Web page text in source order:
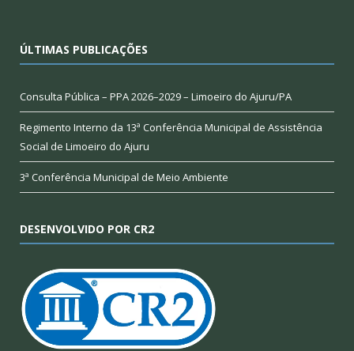
ÚLTIMAS PUBLICAÇÕES
Consulta Pública – PPA 2026–2029 – Limoeiro do Ajuru/PA
Regimento Interno da 13ª Conferência Municipal de Assistência
Social de Limoeiro do Ajuru
3ª Conferência Municipal de Meio Ambiente
DESENVOLVIDO POR CR2